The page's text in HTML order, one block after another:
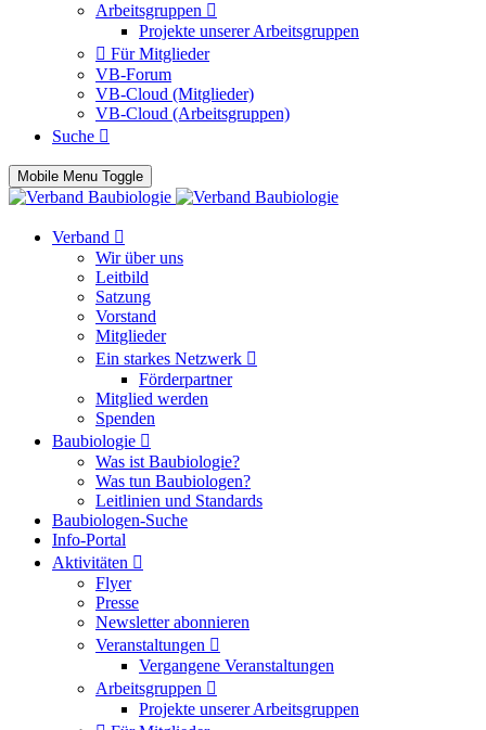
Arbeitsgruppen
Projekte unserer Arbeitsgruppen
Für Mitglieder
VB-Forum
VB-Cloud (Mitglieder)
VB-Cloud (Arbeitsgruppen)
Suche
Mobile Menu Toggle
Verband
Wir über uns
Leitbild
Satzung
Vorstand
Mitglieder
Ein starkes Netzwerk
Förderpartner
Mitglied werden
Spenden
Baubiologie
Was ist Baubiologie?
Was tun Baubiologen?
Leitlinien und Standards
Baubiologen-Suche
Info-Portal
Aktivitäten
Flyer
Presse
Newsletter abonnieren
Veranstaltungen
Vergangene Veranstaltungen
Arbeitsgruppen
Projekte unserer Arbeitsgruppen